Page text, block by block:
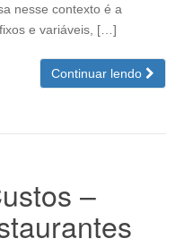
nesse contexto é a
e variáveis, […]
Continuar lendo
–